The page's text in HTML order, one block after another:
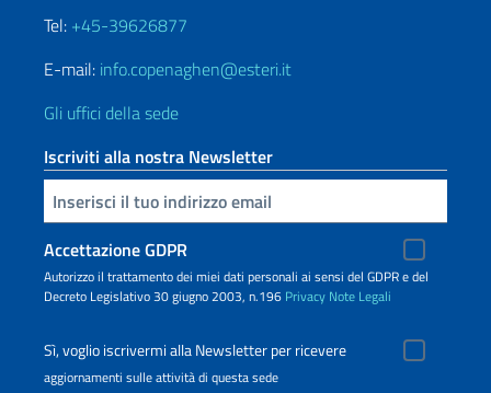
Tel: +45-39626877
E-mail: info.copenaghen@esteri.it
Gli uffici della sede
Iscriviti alla nostra Newsletter
Inserisci la tua email
Accettazione GDPR
Autorizzo il trattamento dei miei dati personali ai sensi del GDPR e del
Decreto Legislativo 30 giugno 2003, n.196 Privacy Note Legali
Sì, voglio iscrivermi alla Newsletter per ricevere
aggiornamenti sulle attività di questa sede